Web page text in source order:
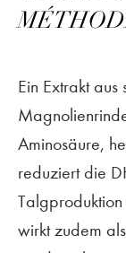
Ein Extrakt
Aminosäure,
reduziert die
wirkt zudem